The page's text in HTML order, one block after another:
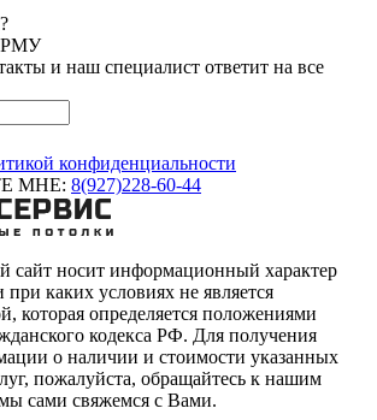
и наш специалист ответит на все
конфиденциальности
МНЕ: 8(927)228-60-44
носит информационный характер
при каких условиях не является
которая определяется положениями
кодекса РФ. Для получения
о наличии и стоимости указанных
пожалуйста, обращайтесь к нашим
сами свяжемся с Вами.